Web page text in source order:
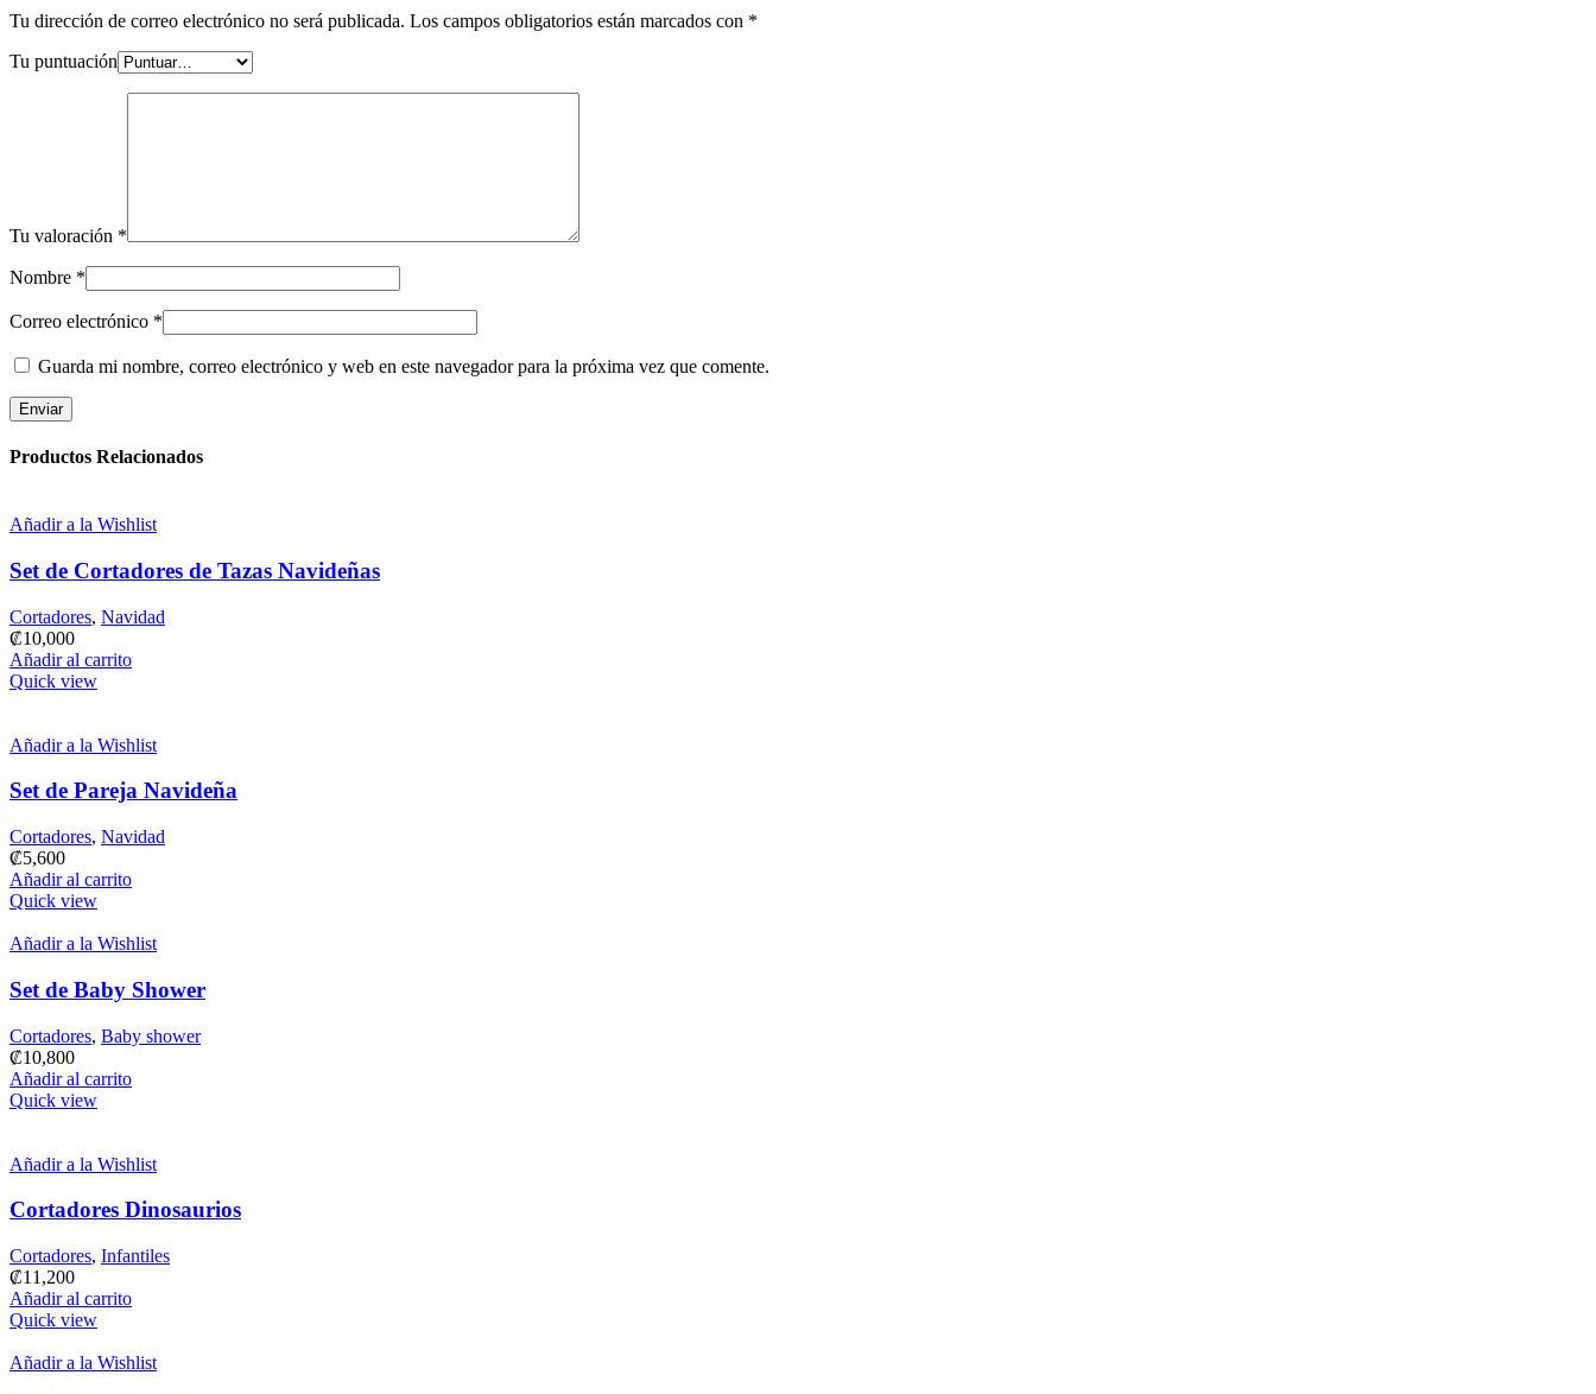
Tu dirección de correo electrónico no será publicada. Los campos obligatorios están marcados con *
Tu puntuación
Tu valoración *
Nombre *
Correo electrónico *
Guarda mi nombre, correo electrónico y web en este navegador para la próxima vez que comente.
Productos Relacionados
Añadir a la Wishlist
Set de Cortadores de Tazas Navideñas
Cortadores, Navidad
₡10,000
Añadir al carrito
Quick view
Añadir a la Wishlist
Set de Pareja Navideña
Cortadores, Navidad
₡5,600
Añadir al carrito
Quick view
Añadir a la Wishlist
Set de Baby Shower
Cortadores, Baby shower
₡10,800
Añadir al carrito
Quick view
Añadir a la Wishlist
Cortadores Dinosaurios
Cortadores, Infantiles
₡11,200
Añadir al carrito
Quick view
Añadir a la Wishlist